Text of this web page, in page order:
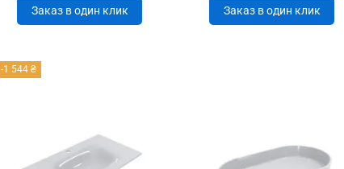
Заказ в один клик Заказ в один клик
-1 544 ₴